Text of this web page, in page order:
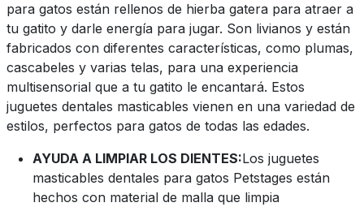
para gatos están rellenos de hierba gatera para atraer a
tu gatito y darle energía para jugar. Son livianos y están
fabricados con diferentes características, como plumas,
cascabeles y varias telas, para una experiencia
multisensorial que a tu gatito le encantará. Estos
juguetes dentales masticables vienen en una variedad de
estilos, perfectos para gatos de todas las edades.
AYUDA A LIMPIAR LOS DIENTES:Los juguetes
masticables dentales para gatos Petstages están
hechos con material de malla que limpia